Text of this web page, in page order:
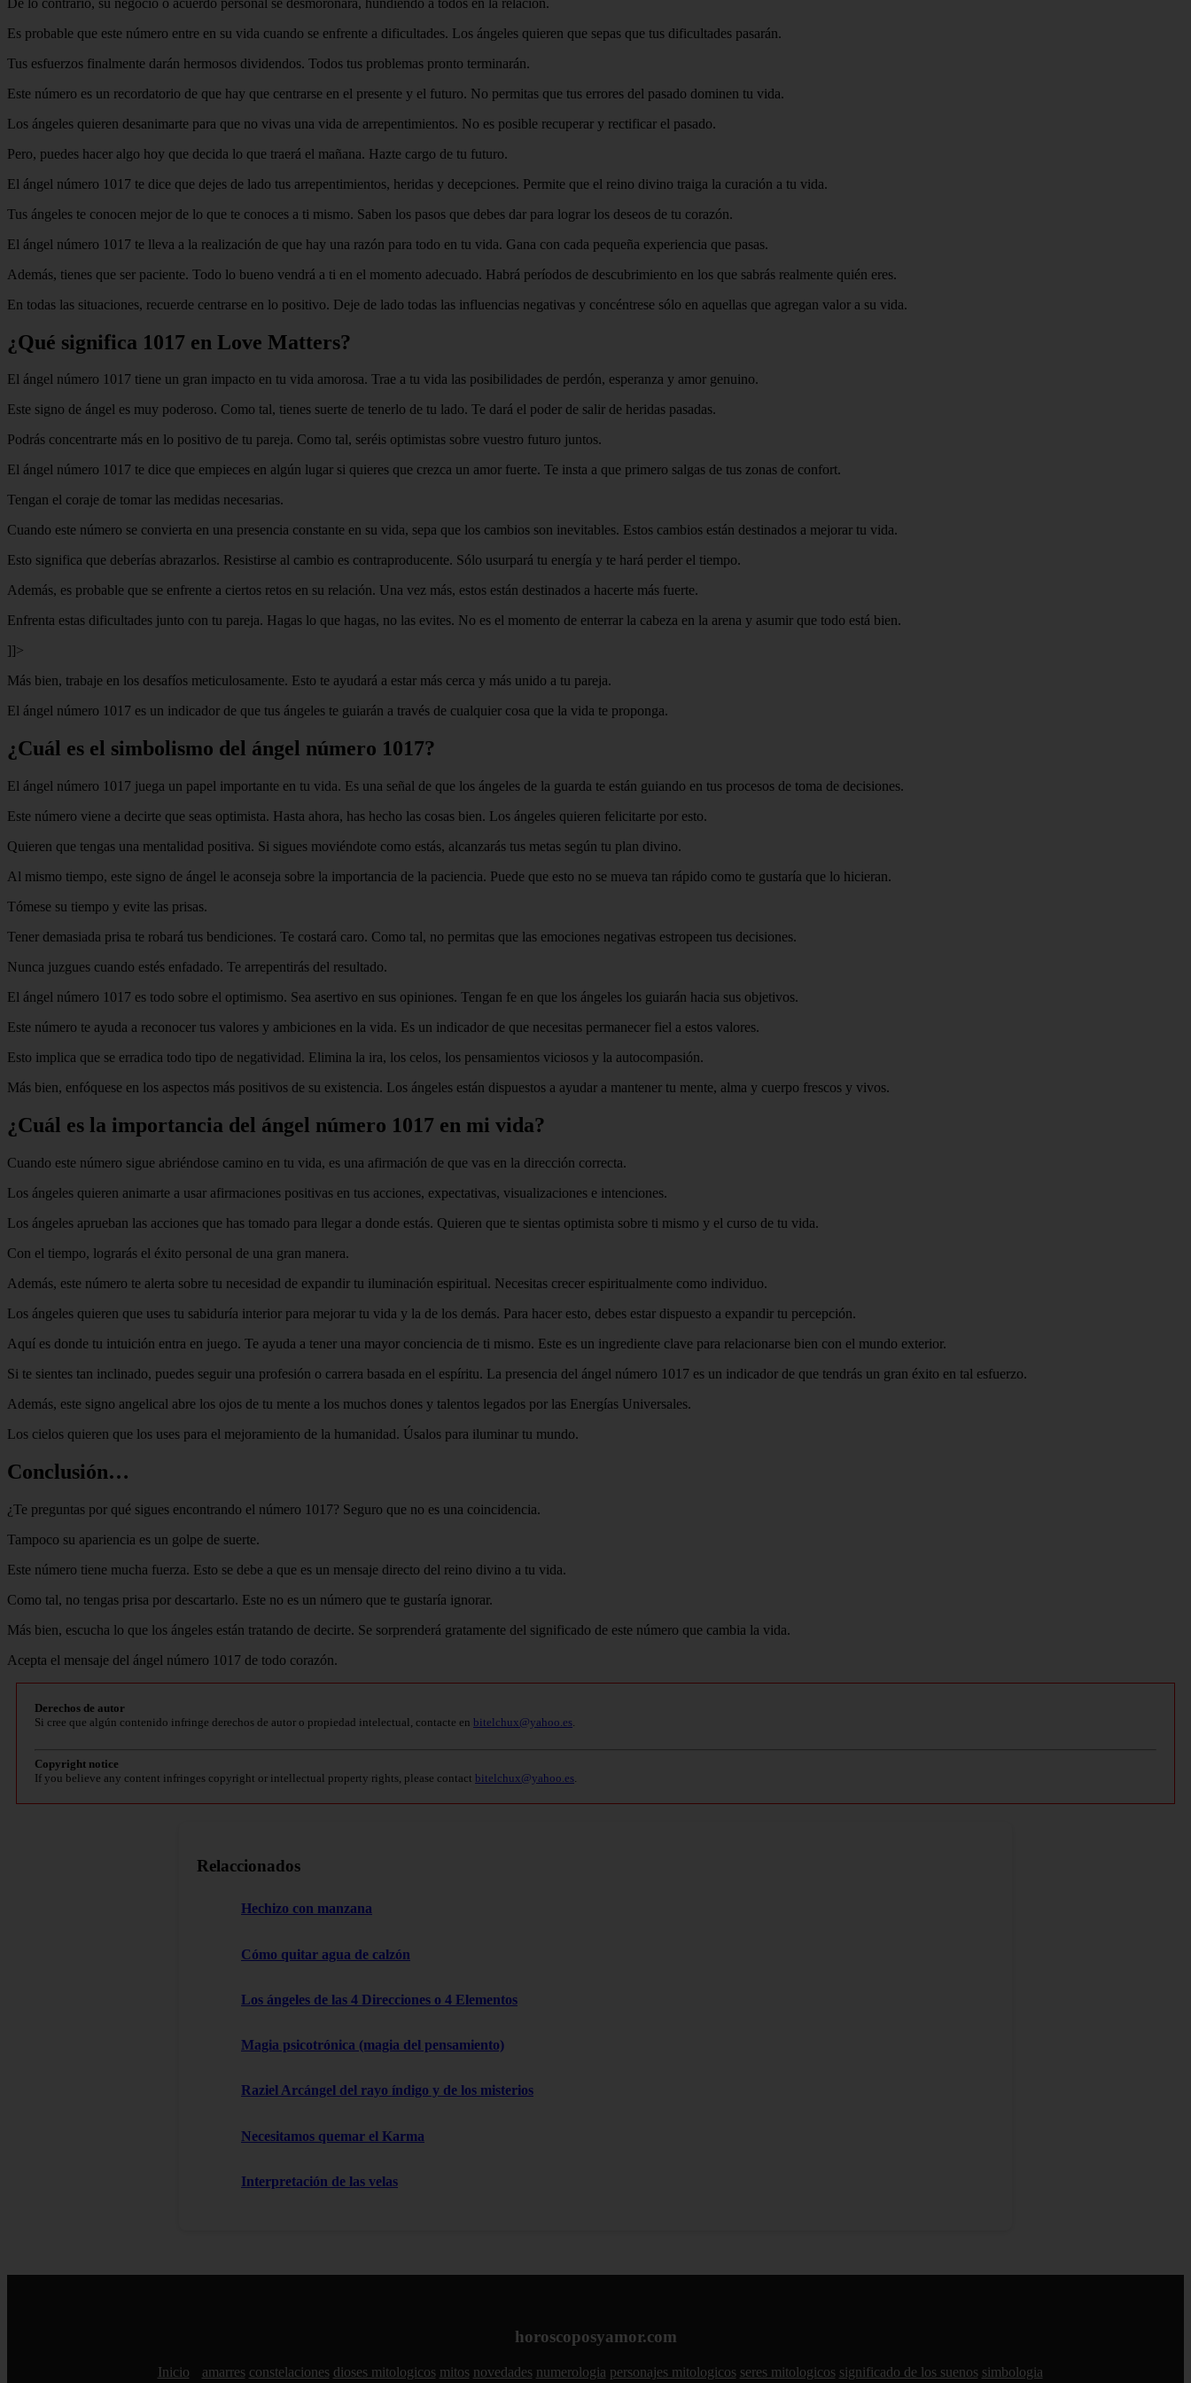
Es probable que este número entre en su vida cuando se enfrente a dificultades. Los ángeles quieren que sepas que tus dificultades pasarán.
Tus esfuerzos finalmente darán hermosos dividendos. Todos tus problemas pronto terminarán.
Este número es un recordatorio de que hay que centrarse en el presente y el futuro. No permitas que tus errores del pasado dominen tu vida.
Los ángeles quieren desanimarte para que no vivas una vida de arrepentimientos. No es posible recuperar y rectificar el pasado.
Pero, puedes hacer algo hoy que decida lo que traerá el mañana. Hazte cargo de tu futuro.
El ángel número 1017 te dice que dejes de lado tus arrepentimientos, heridas y decepciones. Permite que el reino divino traiga la curación a tu vida.
Tus ángeles te conocen mejor de lo que te conoces a ti mismo. Saben los pasos que debes dar para lograr los deseos de tu corazón.
El ángel número 1017 te lleva a la realización de que hay una razón para todo en tu vida. Gana con cada pequeña experiencia que pasas.
Además, tienes que ser paciente. Todo lo bueno vendrá a ti en el momento adecuado. Habrá períodos de descubrimiento en los que sabrás realmente quién eres.
En todas las situaciones, recuerde centrarse en lo positivo. Deje de lado todas las influencias negativas y concéntrese sólo en aquellas que agregan valor a su vida.
¿Qué significa 1017 en Love Matters?
El ángel número 1017 tiene un gran impacto en tu vida amorosa. Trae a tu vida las posibilidades de perdón, esperanza y amor genuino.
Este signo de ángel es muy poderoso. Como tal, tienes suerte de tenerlo de tu lado. Te dará el poder de salir de heridas pasadas.
Podrás concentrarte más en lo positivo de tu pareja. Como tal, seréis optimistas sobre vuestro futuro juntos.
El ángel número 1017 te dice que empieces en algún lugar si quieres que crezca un amor fuerte. Te insta a que primero salgas de tus zonas de confort.
Tengan el coraje de tomar las medidas necesarias.
Cuando este número se convierta en una presencia constante en su vida, sepa que los cambios son inevitables. Estos cambios están destinados a mejorar tu vida.
Esto significa que deberías abrazarlos. Resistirse al cambio es contraproducente. Sólo usurpará tu energía y te hará perder el tiempo.
Además, es probable que se enfrente a ciertos retos en su relación. Una vez más, estos están destinados a hacerte más fuerte.
Enfrenta estas dificultades junto con tu pareja. Hagas lo que hagas, no las evites. No es el momento de enterrar la cabeza en la arena y asumir que todo está bien.
]]>
Más bien, trabaje en los desafíos meticulosamente. Esto te ayudará a estar más cerca y más unido a tu pareja.
El ángel número 1017 es un indicador de que tus ángeles te guiarán a través de cualquier cosa que la vida te proponga.
¿Cuál es el simbolismo del ángel número 1017?
El ángel número 1017 juega un papel importante en tu vida. Es una señal de que los ángeles de la guarda te están guiando en tus procesos de toma de decisiones.
Este número viene a decirte que seas optimista. Hasta ahora, has hecho las cosas bien. Los ángeles quieren felicitarte por esto.
Quieren que tengas una mentalidad positiva. Si sigues moviéndote como estás, alcanzarás tus metas según tu plan divino.
Al mismo tiempo, este signo de ángel le aconseja sobre la importancia de la paciencia. Puede que esto no se mueva tan rápido como te gustaría que lo hicieran.
Tómese su tiempo y evite las prisas.
Tener demasiada prisa te robará tus bendiciones. Te costará caro. Como tal, no permitas que las emociones negativas estropeen tus decisiones.
Nunca juzgues cuando estés enfadado. Te arrepentirás del resultado.
El ángel número 1017 es todo sobre el optimismo. Sea asertivo en sus opiniones. Tengan fe en que los ángeles los guiarán hacia sus objetivos.
Este número te ayuda a reconocer tus valores y ambiciones en la vida. Es un indicador de que necesitas permanecer fiel a estos valores.
Esto implica que se erradica todo tipo de negatividad. Elimina la ira, los celos, los pensamientos viciosos y la autocompasión.
Más bien, enfóquese en los aspectos más positivos de su existencia. Los ángeles están dispuestos a ayudar a mantener tu mente, alma y cuerpo frescos y vivos.
¿Cuál es la importancia del ángel número 1017 en mi vida?
Cuando este número sigue abriéndose camino en tu vida, es una afirmación de que vas en la dirección correcta.
Los ángeles quieren animarte a usar afirmaciones positivas en tus acciones, expectativas, visualizaciones e intenciones.
Los ángeles aprueban las acciones que has tomado para llegar a donde estás. Quieren que te sientas optimista sobre ti mismo y el curso de tu vida.
Con el tiempo, lograrás el éxito personal de una gran manera.
Además, este número te alerta sobre tu necesidad de expandir tu iluminación espiritual. Necesitas crecer espiritualmente como individuo.
Los ángeles quieren que uses tu sabiduría interior para mejorar tu vida y la de los demás. Para hacer esto, debes estar dispuesto a expandir tu percepción.
Aquí es donde tu intuición entra en juego. Te ayuda a tener una mayor conciencia de ti mismo. Este es un ingrediente clave para relacionarse bien con el mundo exterior.
Si te sientes tan inclinado, puedes seguir una profesión o carrera basada en el espíritu. La presencia del ángel número 1017 es un indicador de que tendrás un gran éxito en tal esfuerzo.
Además, este signo angelical abre los ojos de tu mente a los muchos dones y talentos legados por las Energías Universales.
Los cielos quieren que los uses para el mejoramiento de la humanidad. Úsalos para iluminar tu mundo.
Conclusión…
¿Te preguntas por qué sigues encontrando el número 1017? Seguro que no es una coincidencia.
Tampoco su apariencia es un golpe de suerte.
Este número tiene mucha fuerza. Esto se debe a que es un mensaje directo del reino divino a tu vida.
Como tal, no tengas prisa por descartarlo. Este no es un número que te gustaría ignorar.
Más bien, escucha lo que los ángeles están tratando de decirte. Se sorprenderá gratamente del significado de este número que cambia la vida.
Acepta el mensaje del ángel número 1017 de todo corazón.
Derechos de autor
Si cree que algún contenido infringe derechos de autor o propiedad intelectual, contacte en bitelchux@yahoo.es
Copyright notice
If you believe any content infringes copyright or intellectual property rights, please contact bitelchux@yahoo.es
Relaccionados
Hechizo con manzana
Cómo quitar agua de calzón
Los ángeles de las 4 Direcciones o 4 Elementos
Magia psicotrónica (magia del pensamiento)
Raziel Arcángel del rayo índigo y de los misterios
Necesitamos quemar el Karma
Interpretación de las velas
horoscoposyamor.com
Inicio amarres constelaciones dioses mitologicos mitos novedades numerologia personajes mitologicos seres mitologicos significado de los suenos simbologia